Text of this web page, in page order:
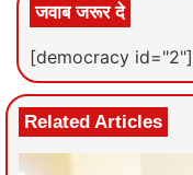
जवाब जरूर दे
[democracy id="2"]
Related Articles